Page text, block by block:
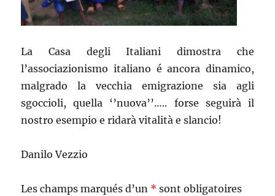
La Casa degli Italiani dimostra che
l’associazionismo italiano é ancora dinamico,
malgrado la vecchia emigrazione sia agli
sgoccioli, quella ‘’nuova’’….. forse seguirà il
nostro esempio e ridarà vitalità e slancio!
Danilo Vezzio
Les champs marqués d’un * sont obligatoires